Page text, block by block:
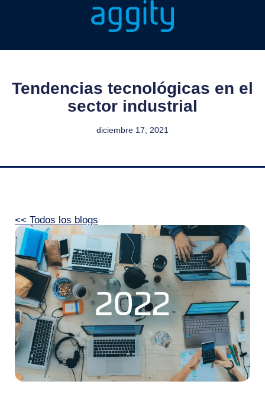
Tendencias tecnológicas en el
sector industrial
diciembre 17, 2021
<< Todos los blogs